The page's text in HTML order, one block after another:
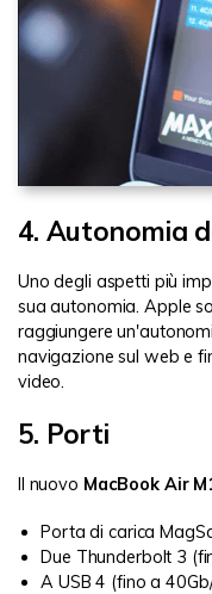
4. Autonomia
Uno degli aspetti più
sua autonomia. Apple
raggiungere
navigazione sul web e
video.
5. Porti
Il nuovo MacBook Air
Porta di carica
Due Thunderbolt 3
A USB 4 (fino a